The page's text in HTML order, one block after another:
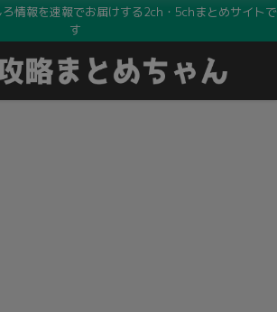
ろ情報を速報でお届けする2ch・5chまとめサイトで
す